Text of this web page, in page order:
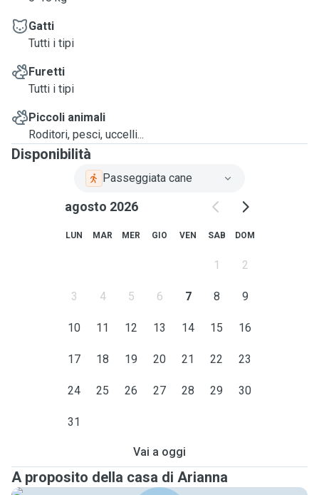
Gatti
Tutti i tipi
Furetti
Tutti i tipi
Piccoli animali
Roditori, pesci, uccelli...
Disponibilità
Passeggiata cane
agosto 2026
LUN MAR MER GIO VEN SAB DOM
1 2
3 4 5 6 7 8 9
10 11 12 13 14 15 16
17 18 19 20 21 22 23
24 25 26 27 28 29 30
31
Vai a oggi
A proposito della casa di Arianna